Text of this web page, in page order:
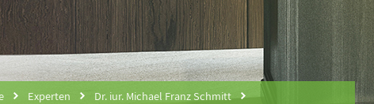
Experten Dr. iur. Michael Franz Schmitt